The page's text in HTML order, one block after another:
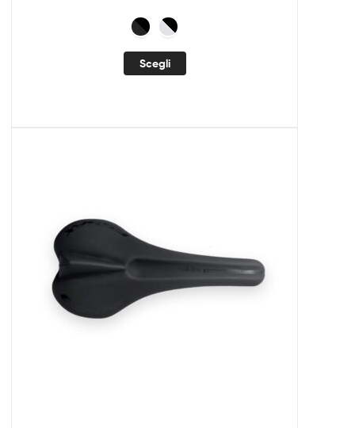
Scegli